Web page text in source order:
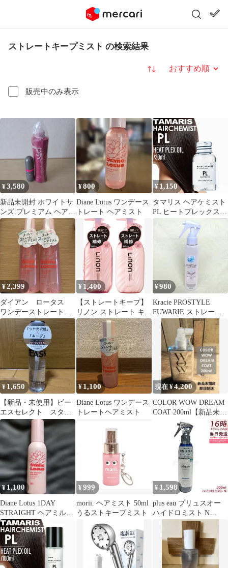
ストレートキープミスト の検索結果
販売中のみ表示
並び替え
¥3,580
新品未開封 ホワイトサ
ンズ プレミアム ヘアス
タイリングミスト
¥800
Diane Lotus ワンデース
トレート ヘアミスト
¥ 1,150
タマリス ヘアケミスト
PL ヒートプレックスオ
イル 30ml ( tamaris 美容
室 サロン専売品 美容院
チ カール ストレート )
¥2,399
ダイアン ロータス
ワンデーストレートヘ
アミスト 2本セット
¥ 1,400
【ストレートキープ】
リノン ストレート キー
プ シャンプー 保湿 う
るおい まと
¥980
Kracie PROSTYLE
FUWARIE ストレート
キープミスト
¥ 1,650
【新品・未使用】ビー
エスセレクト スタイ
リングキープグラスヘ
アオイルRF
¥1,100
Diane Lotus ワンデース
トレートヘアミスト
現在 ¥4,200
COLOR WOW DREAM
COAT 200ml【新品未開
¥1,100
Diane Lotus 1DAY
STRAIGHT ヘアミルク
100ml
¥ 999
morii. ヘアミスト 50ml
うるストキープミスト
¥ 1,598
plus eau プリュスオー
ハイドロミスト N
200ml ヘアミスト ハイ
ドロミルク ブースター
ミスト トリートメント
スタイリング 導入液 髪
の導入美容液